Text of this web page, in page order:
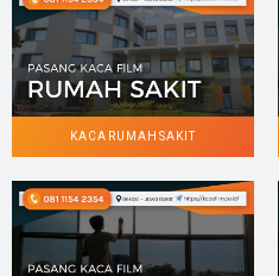
KACA RUMAH SAKIT